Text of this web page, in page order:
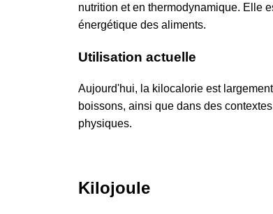
nutrition et en thermodynamique. Elle
énergétique des aliments.
Utilisation actuelle
Aujourd'hui, la kilocalorie est
boissons, ainsi que dans des
physiques.
Kilojoule